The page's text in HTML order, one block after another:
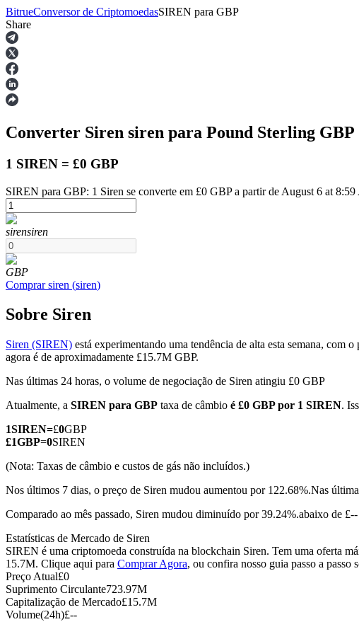
Futuros
Futuros de USDT
Futuros usando USDT como garantia
Futuros COIN-M
Futuros de criptomoeda
BitrueConversor de CriptomoedasSIREN para GBP
Share
Converter Siren siren para Pound Sterling GBP
1 SIREN = £0 GBP
SIREN para GBP: 1 Siren se converte em £0 GBP a partir de August 6 at
sirensiren
GBP
Comprar siren (siren)
Sobre Siren
Siren (SIREN) está experimentando uma tendência de alta esta semana, com o
agora é de aproximadamente £15.7M GBP.
Nas últimas 24 horas, o volume de negociação de Siren atingiu £0 GBP
Atualmente, a SIREN para GBP taxa de câmbio é £0 GBP por 1 SIREN.
1SIREN=£0GBP
£1GBP=0SIREN
(Nota: Taxas de câmbio e custos de gás não incluídos.)
Nos últimos 7 dias, o preço de Siren mudou aumentou por 122.68%.Nas
Comparado ao mês passado, Siren mudou diminuído por 39.24%.abaixo de
Estatísticas de Mercado de Siren
SIREN é uma criptomoeda construída na blockchain Siren. Tem uma oferta
15.7M. Clique aqui para Comprar Agora, ou confira nosso guia passo a passo
Preço Atual£0
Suprimento Circulante723.97M
Capitalização de Mercado£15.7M
Volume(24h)£--